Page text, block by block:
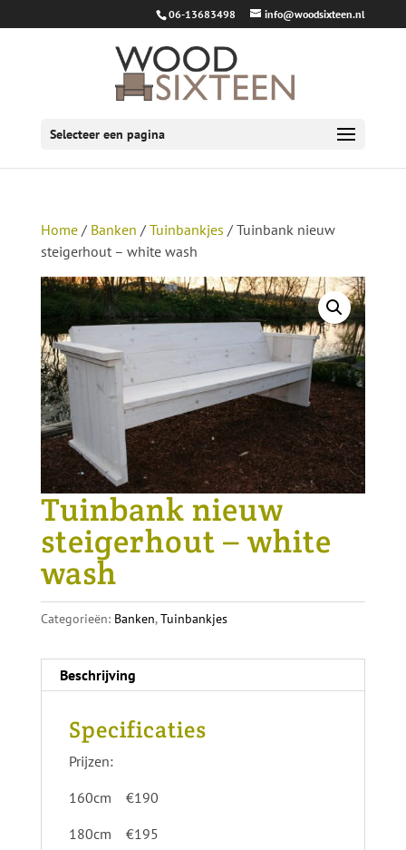
06-13683498 info@woodsixteen.nl
Selecteer een pagina
Home/ Banken / Tuinbankjes / Tuinbank nieuw
steigerhout – white wash
Tuinbank nieuw
steigerhout – white
wash
Categorieën: Banken,Tuinbankjes
Beschrijving
Specificaties
Prijzen:
160cm €190
180cm €195